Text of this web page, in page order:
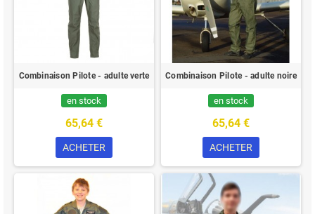
Combinaison Pilote - adulte verte
en stock
65,64 €
ACHETER
Combinaison Pilote - adulte noire
en stock
65,64 €
ACHETER